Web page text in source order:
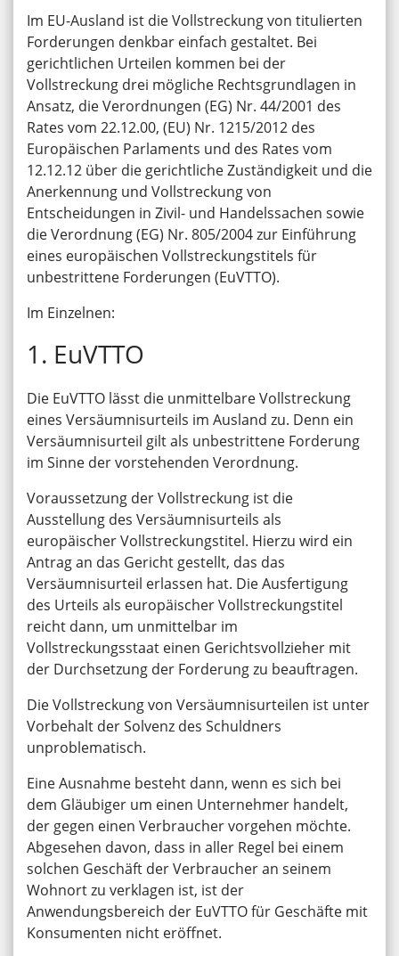
Im EU-Ausland ist die Vollstreckung von titulierten
Forderungen denkbar einfach gestaltet. Bei
gerichtlichen Urteilen kommen bei der
Vollstreckung drei mögliche Rechtsgrundlagen in
Ansatz, die Verordnungen (EG) Nr. 44/2001 des
Rates vom 22.12.00, (EU) Nr. 1215/2012 des
Europäischen Parlaments und des Rates vom
12.12.12 über die gerichtliche Zuständigkeit und die
Anerkennung und Vollstreckung von
Entscheidungen in Zivil- und Handelssachen sowie
die Verordnung (EG) Nr. 805/2004 zur Einführung
eines europäischen Vollstreckungstitels für
unbestrittene Forderungen (EuVTTO).
Im Einzelnen:
1. EuVTTO
Die EuVTTO lässt die unmittelbare Vollstreckung
eines Versäumnisurteils im Ausland zu. Denn ein
Versäumnisurteil gilt als unbestrittene Forderung
im Sinne der vorstehenden Verordnung.
Voraussetzung der Vollstreckung ist die
Ausstellung des Versäumnisurteils als
europäischer Vollstreckungstitel. Hierzu wird ein
Antrag an das Gericht gestellt, das das
Versäumnisurteil erlassen hat. Die Ausfertigung
des Urteils als europäischer Vollstreckungstitel
reicht dann, um unmittelbar im
Vollstreckungsstaat einen Gerichtsvollzieher mit
der Durchsetzung der Forderung zu beauftragen.
Die Vollstreckung von Versäumnisurteilen ist unter
Vorbehalt der Solvenz des Schuldners
unproblematisch.
Eine Ausnahme besteht dann, wenn es sich bei
dem Gläubiger um einen Unternehmer handelt,
der gegen einen Verbraucher vorgehen möchte.
Abgesehen davon, dass in aller Regel bei einem
solchen Geschäft der Verbraucher an seinem
Wohnort zu verklagen ist, ist der
Anwendungsbereich der EuVTTO für Geschäfte mit
Konsumenten nicht eröffnet.